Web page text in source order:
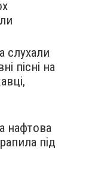
слухали
пісні на
нафтова
під